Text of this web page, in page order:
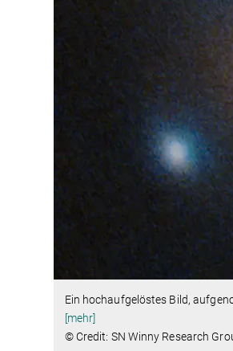
Ein hochaufgelöstes Bild,
[mehr]
© Credit: SN Winny Research